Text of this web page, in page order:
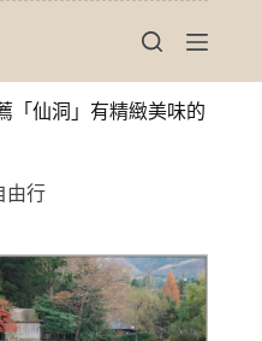
「仙洞」有精緻美味的
由行